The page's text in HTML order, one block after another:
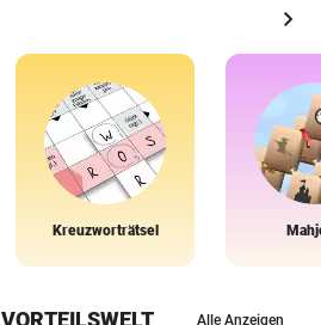
chevron_right
Kreuzworträtsel
VORTEILSWELT Alle Anzeigen